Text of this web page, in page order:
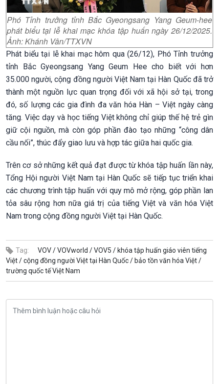
Phó Tỉnh trưởng tỉnh Bắc Gyeongsang Yang Geum-hee
phát biểu tại lễ khai mạc khóa tập huấn ngày 26/12/2025.
Ảnh: Khánh Vân/TTXVN
Phát biểu tại lễ khai mạc hôm qua (26/12), Phó Tỉnh trưởng
tỉnh Bắc Gyeongsang Yang Geum Hee cho biết với hơn
35.000 người, cộng đồng người Việt Nam tại Hàn Quốc đã trở
thành một nguồn lực quan trọng đối với xã hội sở tại, trong
đó, số lượng các gia đình đa văn hóa Hàn – Việt ngày càng
tăng. Việc dạy và học tiếng Việt không chỉ giúp thế hệ trẻ gìn
giữ cội nguồn, mà còn góp phần đào tạo những “công dân
cầu nối”, thúc đẩy giao lưu và hợp tác giữa hai quốc gia.
Trên cơ sở những kết quả đạt được từ khóa tập huấn lần này,
Tổng Hội người Việt Nam tại Hàn Quốc sẽ tiếp tục triển khai
các chương trình tập huấn với quy mô mở rộng, góp phần lan
tỏa sâu rộng hơn nữa giá trị của tiếng Việt và văn hóa Việt
Nam trong cộng đồng người Việt tại Hàn Quốc.
Tag: VOV /VOVworld /VOV5 / khóa tập huấn giáo viên tiếng
Việt /cộng đồng người Việt tại Hàn Quốc / bảo tồn văn hóa Việt /
trường quốc tế Việt Nam